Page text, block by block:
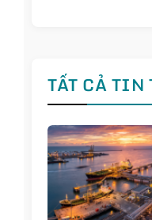
TẤT CẢ TIN